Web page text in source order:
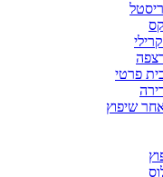
פרטי
שיפוץ